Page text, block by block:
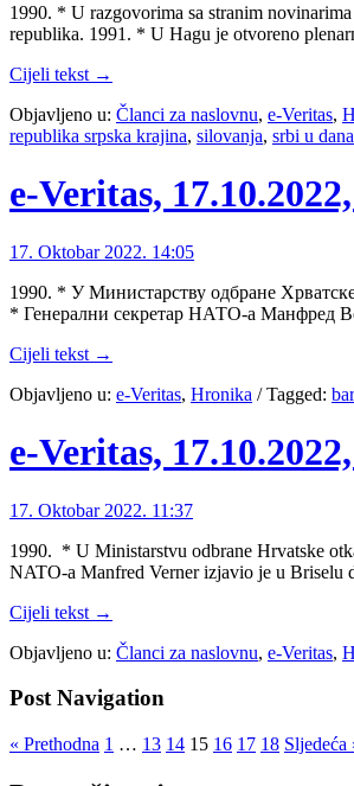
1990. * U razgovorima sa stranim
republika. 1991. * U Hagu je otvoreno
Cijeli tekst →
Objavljeno u: Članci za naslovnu, e-Veritas,
republika srpska krajina, silovanja, srbi u
e-Veritas,
17. Oktobar 2022. 14:05
1990. * У Министарству одбране
* Генерални секретар НАТО-а Манфред
Cijeli tekst →
Objavljeno u: e-Veritas, Hronika /Tagged:
e-Veritas,
17. Oktobar 2022. 11:37
1990. * U Ministarstvu odbrane Hrvatske
NATO-a Manfred Verner izjavio je u Briselu
Cijeli tekst →
Objavljeno u: Članci za naslovnu, e-Veritas,
Post Navigation
« Prethodna 1 … 13 14 15 16 17 18 Sljedeća